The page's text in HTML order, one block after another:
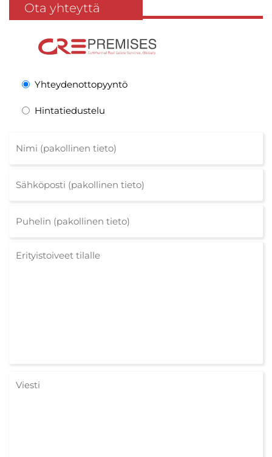
Ota yhteyttä
Yhteydenottopyyntö
Hintatiedustelu